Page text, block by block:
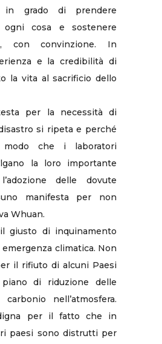
in grado di prendere
ogni cosa e sostenere
con convinzione. In
e la credibilità di
la vita al sacrificio dello
per la necessità di
si ripeta e perché
che i laboratori
la loro importante
delle dovute
manifesta per non
Whuan.
giusto di inquinamento
climatica. Non
il rifiuto di alcuni Paesi
di riduzione delle
nell’atmosfera.
per il fatto che in
paesi sono distrutti per